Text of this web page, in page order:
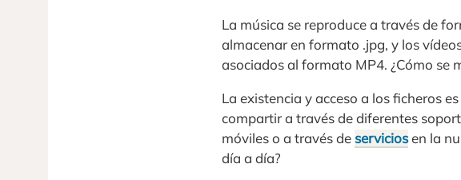
La música se reproduce a través de
almacenar en formato .jpg, y los
asociados al formato MP4. ¿Cómo se
La existencia y acceso a los ficheros
compartir a través de diferentes
móviles o a través de serviciosen la
día a día?